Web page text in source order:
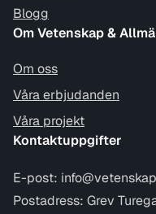
Blogg
Om Vetenskap &
Om oss
Våra erbjudanden
Våra projekt
Kontaktuppgifter
E-post:
Postadress: Grev